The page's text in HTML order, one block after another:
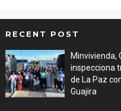
RECENT POST
Minvivienda,
inspecciona
de La Paz
Guajira